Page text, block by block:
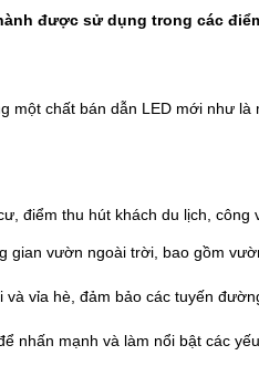
được sử dụng trong các
một chất bán dẫn LED mới như
điểm thu hút khách du lịch, công
vườn ngoài trời, bao gồm
vỉa hè, đảm bảo các tuyến
mạnh và làm nổi bật các